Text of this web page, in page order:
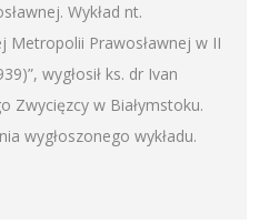
Wykład nt.
Metropolii Prawosławnej w II
wygłosił ks. dr Ivan
Zwycięzcy w Białymstoku.
wygłoszonego wykładu.